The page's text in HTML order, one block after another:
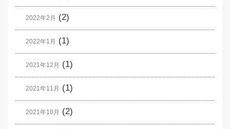
2022年2月 (2)
2022年1月 (1)
2021年12月 (1)
2021年11月 (1)
2021年10月 (2)